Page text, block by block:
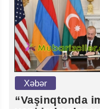
Xəbər
“Vaşinqtonda